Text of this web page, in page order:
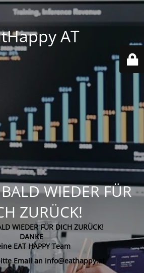
AT
WIEDER FÜR
ZURÜCK!
WIEDER FÜR DICH ZURÜCK!
DANKE
EAT HAPPY Team
Email an info@eathappy.at